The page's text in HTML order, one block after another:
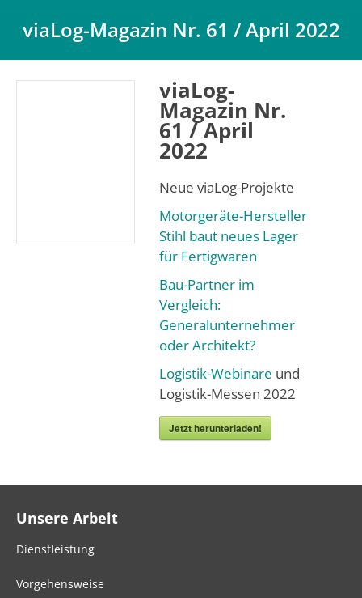
viaLog-Magazin Nr. 61 / April 2022
viaLog-
Magazin Nr.
61 / April
2022
Neue viaLog-Projekte
Motorgeräte-Hersteller
Stihl baut neues Lager
für Fertigwaren
Bau-Partner im
Vergleich:
Generalunternehmer
oder Architekt?
Logistik-Webinare und
Logistik-Messen 2022
Jetzt herunterladen!
Unsere Arbeit
Dienstleistung
Vorgehensweise